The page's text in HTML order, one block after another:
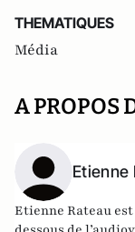
THEMATIQUES
Média
A PROPOS
Etienne
Etienne Rateau